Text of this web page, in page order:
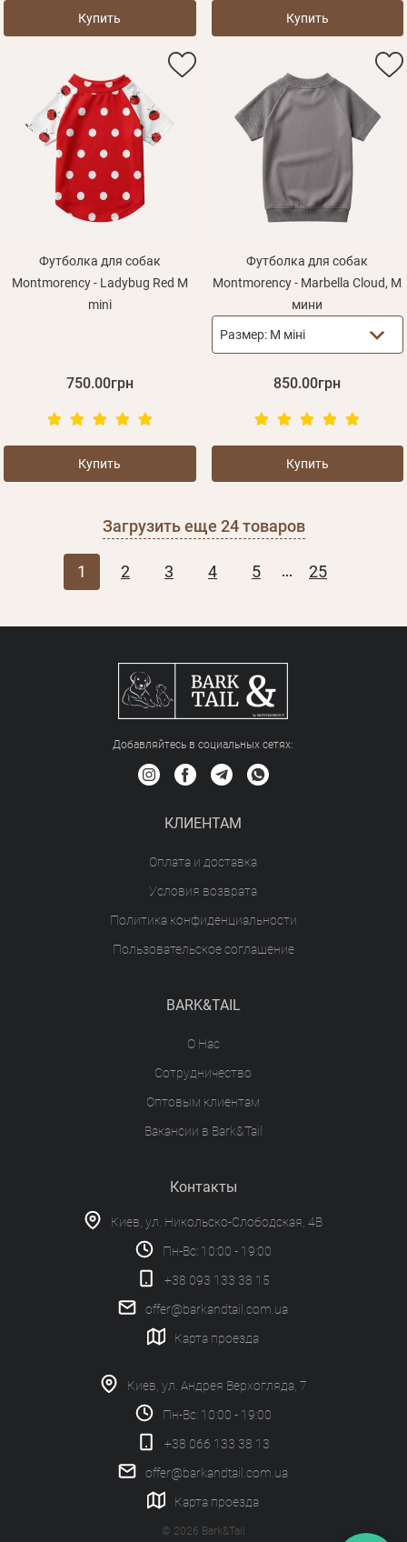
Купить Купить
Футболка для собак
Montmorency - Ladybug Red M
mini
750.00грн
Купить
Футболка для собак
Montmorency - Marbella Cloud, M
мини
Размер: M міні
850.00грн
Купить
Загрузить еще 24товаров
1 2 3 4 5 ... 25
Добавляйтесь в социальных сетяx:
КЛИЕНТАМ
Оплата и доставка
Условия возврата
Политика конфиденциальности
Пользовательское соглашение
BARK&TAIL
О Нас
Сотрудничество
Оптовым клиентам
Вакансии в Bark&Tail
Контакты
Киев, ул. Никольско-Слободская, 4В
Пн-Вс: 10:00 - 19:00
+38 093 133 38 15
offer@barkandtail.com.ua
Карта проезда
Киев, ул. Андрея Верхогляда, 7
Пн-Вс: 10:00 - 19:00
+38 066 133 38 13
offer@barkandtail.com.ua
Карта проезда
© 2026 Bark&Tail